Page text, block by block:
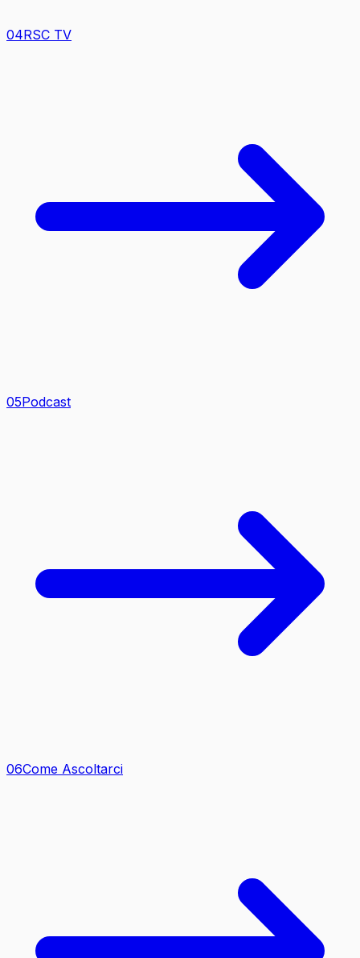
04RSC TV
05Podcast
06Come Ascoltarci